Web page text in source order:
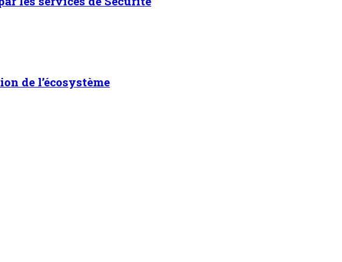
de l’écosystème